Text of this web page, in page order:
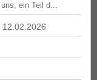
ein Teil d...